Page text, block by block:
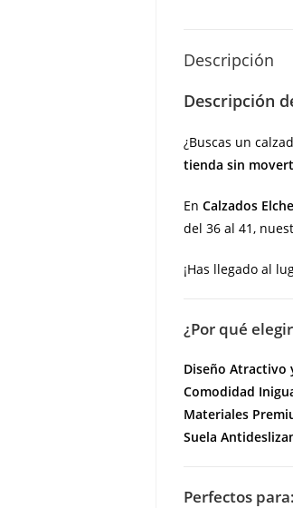
Descripción
Descripción
¿Buscas un
tienda sin
En Calzados Elche
del 36 al 41,
¡Has llegado al
¿Por qué
Diseño Atractivo
Comodidad
Materiales
Suela
Perfectos para: